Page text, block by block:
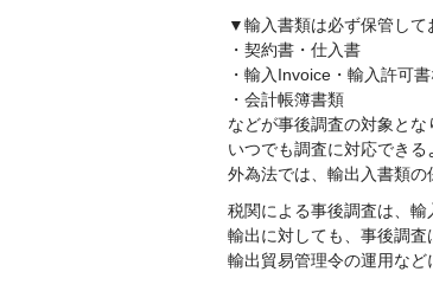
▼輸入書類は必ず保管して
・契約書・仕入書
・輸入Invoice・輸入許可
・会計帳簿書類
などが事後調査の対象とな
いつでも調査に対応できる
外為法では、輸出入書類の
税関による事後調査は、輸
輸出に対しても、事後調査
輸出貿易管理令の運用など